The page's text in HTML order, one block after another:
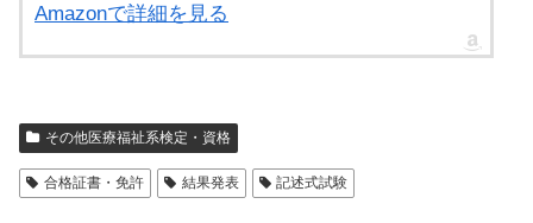
Amazonで詳細を見る
その他医療福祉系検定・資格
合格証書・免許 結果発表 記述式試験